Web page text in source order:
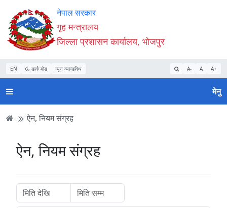
Accessibility
Mode
सुरु
गर्नुहोस्
सामाग्री
पढ्नुहाेस्
नेभिगेसन
पढ्नुहाेस्
वेबसाइट
खोजमा
जानुहोस्
नेपाल सरकार
गृह मन्त्रालय
जिल्ला प्रशासन कार्यालय, भोजपुर
EN डार्क मोड न्यून व्यान्डविथ A- A A+
मेनु
ऐन, नियम संग्रह
ऐन, नियम संग्रह